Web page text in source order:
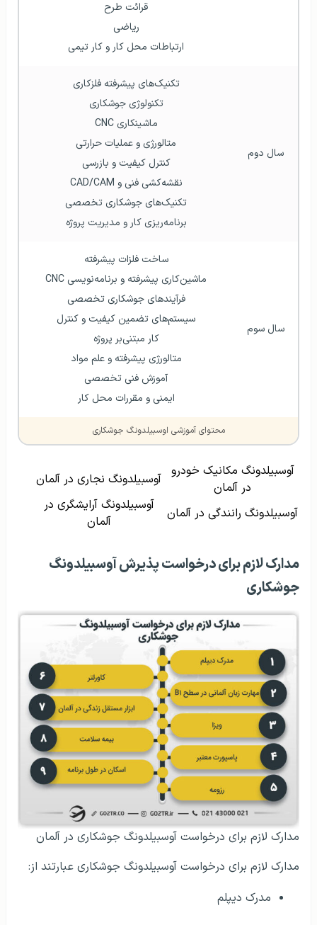
قرائت طرح
ریاضی
ارتباطات محل کار و کار تیمی
سال دوم
تکنیک‌های پیشرفته فلزکاری
تکنولوژی جوشکاری
ماشینکاری CNC
متالورژی و عملیات حرارتی
کنترل کیفیت و بازرسی
نقشه‌کشی فنی و CAD/CAM
تکنیک‌های جوشکاری تخصصی
برنامه‌ریزی کار و مدیریت پروژه
سال سوم
ساخت فلزات پیشرفته
ماشین‌کاری پیشرفته و برنامه‌نویسی CNC
فرآیندهای جوشکاری تخصصی
سیستم‌های تضمین کیفیت و کنترل
کار مبتنی‌بر پروژه
متالورژی پیشرفته و علم مواد
آموزش فنی تخصصی
ایمنی و مقررات محل کار
محتوای آموزشی اوسبیلدونگ جوشکاری
آوسبیلدونگ مکانیک خودرو
در آلمان
آوسبیلدونگ نجاری در آلمان
آوسبیلدونگ رانندگی در آلمان
آوسبیلدونگ آرایشگری در
آلمان
مدارک لازم برای درخواست پذیرش آوسبیلدونگ
جوشکاری
مدارک لازم برای درخواست آوسبیلدونگ جوشکاری در آلمان
مدارک لازم برای درخواست آوسبیلدونگ جوشکاری عبارتند از:
مدرک دیپلم